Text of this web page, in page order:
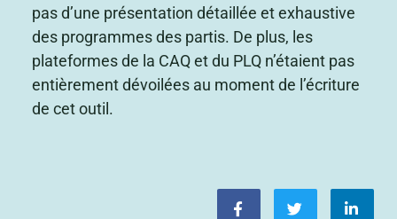
pas d’une présentation détaillée et exhaustive
des programmes des partis. De plus, les
plateformes de la CAQ et du PLQ n’étaient pas
entièrement dévoilées au moment de l’écriture
de cet outil.